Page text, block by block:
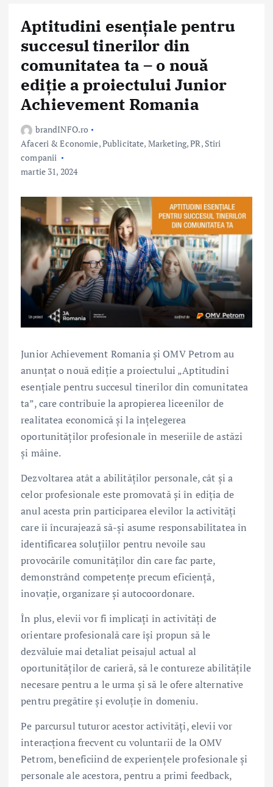
Aptitudini esențiale pentru
succesul tinerilor din
comunitatea ta – o nouă
ediție a proiectului Junior
Achievement Romania
brandINFO.ro
Afaceri & Economie,Publicitate, Marketing, PR, Stiri
companii
martie 31, 2024
Junior Achievement Romania și OMV Petrom au
anunțat o nouă ediție a proiectului „Aptitudini
esențiale pentru succesul tinerilor din comunitatea
ta”, care contribuie la apropierea liceenilor de
realitatea economică și la înțelegerea
oportunităților profesionale în meseriile de astăzi
și mâine.
Dezvoltarea atât a abilităților personale, cât și a
celor profesionale este promovată și în ediția de
anul acesta prin participarea elevilor la activități
care îi încurajează să-și asume responsabilitatea în
identificarea soluțiilor pentru nevoile sau
provocările comunităților din care fac parte,
demonstrând competențe precum eficiență,
inovație, organizare și autocoordonare.
În plus, elevii vor fi implicați în activități de
orientare profesională care își propun să le
dezvăluie mai detaliat peisajul actual al
oportunităților de carieră, să le contureze abilitățile
necesare pentru a le urma și să le ofere alternative
pentru pregătire și evoluție în domeniu.
Pe parcursul tuturor acestor activități, elevii vor
interacționa frecvent cu voluntarii de la OMV
Petrom, beneficiind de experiențele profesionale și
personale ale acestora, pentru a primi feedback,